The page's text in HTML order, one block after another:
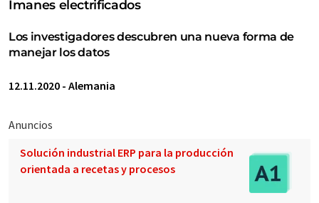
Imanes electrificados
Los investigadores descubren una nueva forma de
manejar los datos
12.11.2020 - Alemania
Anuncios
Solución industrial ERP para la producción
orientada a recetas y procesos